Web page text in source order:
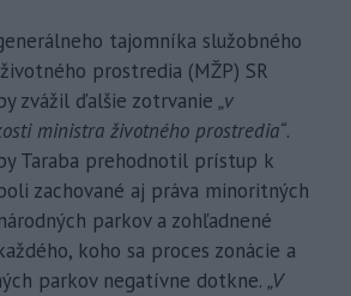
tajomníka služobného
prostredia (MŽP) SR
zvážil ďalšie zotrvanie „v
ministra životného prostredia“.
Taraba prehodnotil prístup k
zachované aj práva minoritných
parkov a zohľadnené
koho sa proces zonácie a
parkov negatívne dotkne. „V